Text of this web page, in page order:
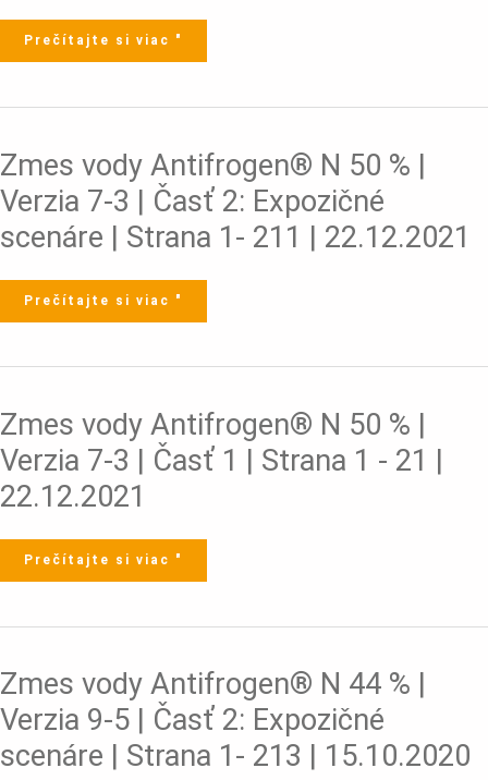
|
22.03.2022
Prečítajte si viac "
Zmes vody Antifrogen® N 50 % |
Verzia 7-3 | Časť 2: Expozičné
scenáre | Strana 1- 211 | 22.12.2021
vody
Antifrogen®
50
%
Verzia
7-
Časť
2:
Expozičné
scenáre
211
Prečítajte si viac "
Zmes vody Antifrogen® N 50 % |
Verzia 7-3 | Časť 1 | Strana 1 - 21 |
22.12.2021
vody
Antifrogen®
50
%
|
Verzia
7-
Časť
1
|
Strana
|
Prečítajte si viac "
Zmes vody Antifrogen® N 44 % |
Verzia 9-5 | Časť 2: Expozičné
scenáre | Strana 1- 213 | 15.10.2020
vody
Antifrogen®
44
%
Verzia
9-